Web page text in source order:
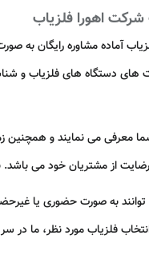
اهورا فلزیاب
آماده مشاوره رایگان
های دستگاه های فلزیابو
شما معرفی می نمایند و
از مشتریان خود می باشد.
به صورت حضوری یا
فلزیاب مورد نظر، ما